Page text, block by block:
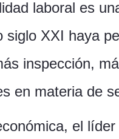
laboral es
siglo XXI haya
inspección,
en materia de
el